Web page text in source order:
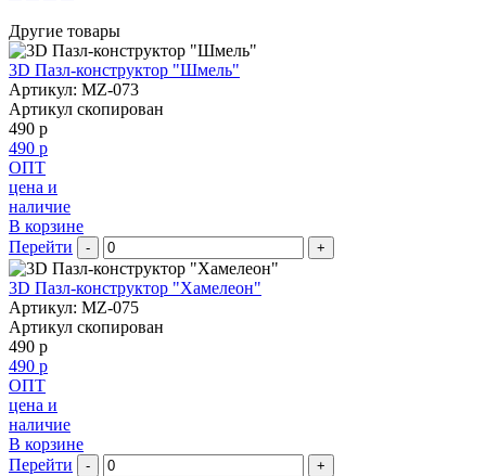
Другие товары
3D Пазл-конструктор "Шмель"
Артикул: MZ-073
Артикул скопирован
490 р
490 р
ОПТ
цена и
наличие
В корзине
Перейти
- +
3D Пазл-конструктор "Хамелеон"
Артикул: MZ-075
Артикул скопирован
490 р
490 р
ОПТ
цена и
наличие
В корзине
Перейти
- +